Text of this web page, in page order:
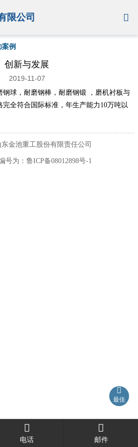
限公司 
案例
创新与发展
2019-11-07
球，耐磨钢棒，耐磨钢锻 ，磨机衬板与
全符合国际标准，年生产能力10万吨以
金池重工股份有限责任公司
号为：鲁ICP备08012898号-1

电话

邮件

最佳